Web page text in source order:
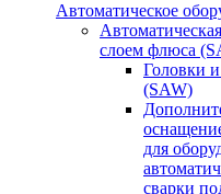
Автоматическое
слоем флюса
Головки
(SAW)
для
сварки